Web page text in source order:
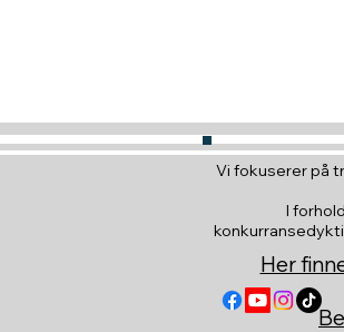
Vi fokuserer på
I
Her